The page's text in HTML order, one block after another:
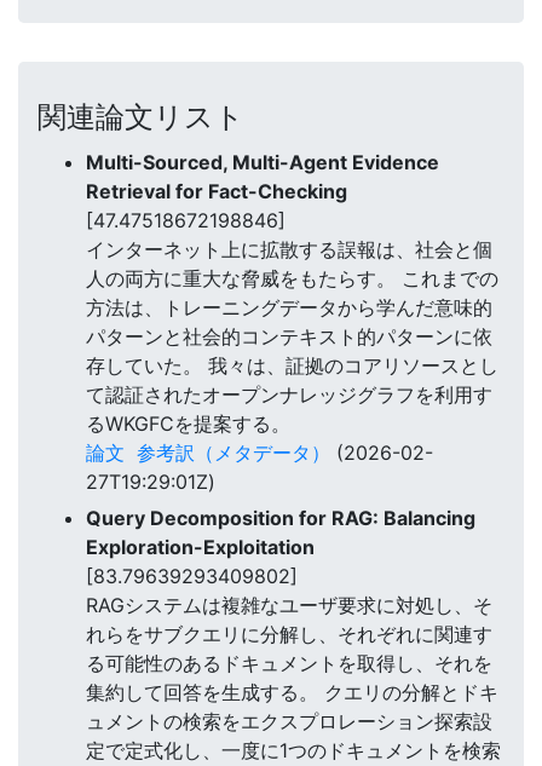
関連論文リスト
Multi-Sourced, Multi-Agent Evidence
Retrieval for Fact-Checking
[47.47518672198846]
インターネット上に拡散する誤報は、社会と個
人の両方に重大な脅威をもたらす。 これまでの
方法は、トレーニングデータから学んだ意味的
パターンと社会的コンテキスト的パターンに依
存していた。 我々は、証拠のコアリソースとし
て認証されたオープンナレッジグラフを利用す
るWKGFCを提案する。
論文 参考訳（メタデータ）
(2026-02-
27T19:29:01Z)
Query Decomposition for RAG: Balancing
Exploration-Exploitation
[83.79639293409802]
RAGシステムは複雑なユーザ要求に対処し、そ
れらをサブクエリに分解し、それぞれに関連す
る可能性のあるドキュメントを取得し、それを
集約して回答を生成する。 クエリの分解とドキ
ュメントの検索をエクスプロレーション探索設
定で定式化し、一度に1つのドキュメントを検索